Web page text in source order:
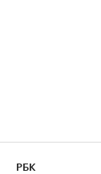
РБК